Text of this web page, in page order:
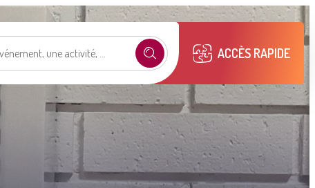
ACCÈS RAPIDE
selon mon profil